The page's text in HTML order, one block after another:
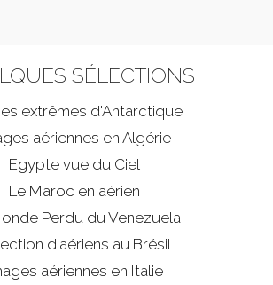
SÉLECTIONS
extrêmes d'Antarctique
aériennes en Algérie
Egypte vue du Ciel
Le Maroc en aérien
Perdu du Venezuela
d'aériens au Brésil
aériennes en Italie